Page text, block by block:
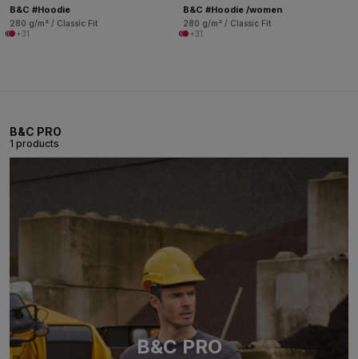
B&C #Hoodie
280 g/m² / Classic Fit
+31
B&C #Hoodie /women
280 g/m² / Classic Fit
+31
B&C PRO
1 products
B&C PRO